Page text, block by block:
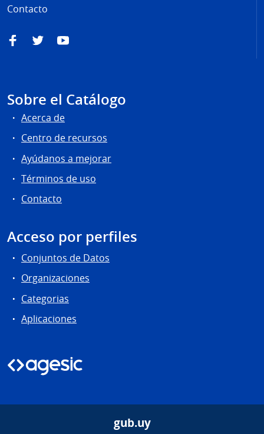
Contacto
FacebookTwitterYouTube
Sobre el Catálogo
Acerca de
Centro de recursos
Ayúdanos a mejorar
Términos de uso
Contacto
Acceso por perfiles
Conjuntos de Datos
Organizaciones
Categorias
Aplicaciones
gub.uy